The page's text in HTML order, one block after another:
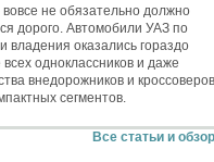
не обязательно должно
дорого. Автомобили УАЗ по
владения оказались гораздо
одноклассников и даже
внедорожников и
сегментов.
Все статьи и